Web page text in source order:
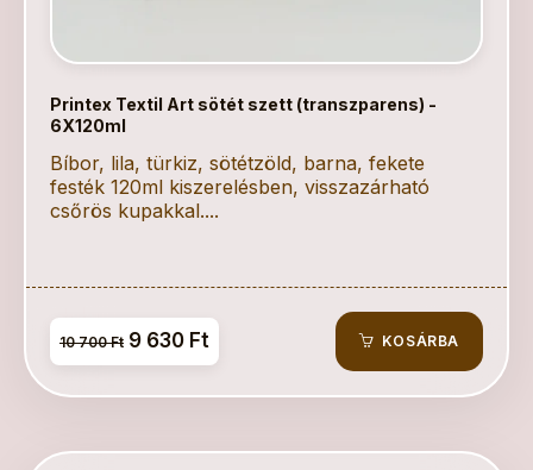
Printex Textil Art sötét szett (transzparens) -
6X120ml
Bíbor, lila, türkiz, sötétzöld, barna, fekete
festék 120ml kiszerelésben, visszazárható
csőrös kupakkal....
10 700 Ft 9 630 Ft KOSÁRBA